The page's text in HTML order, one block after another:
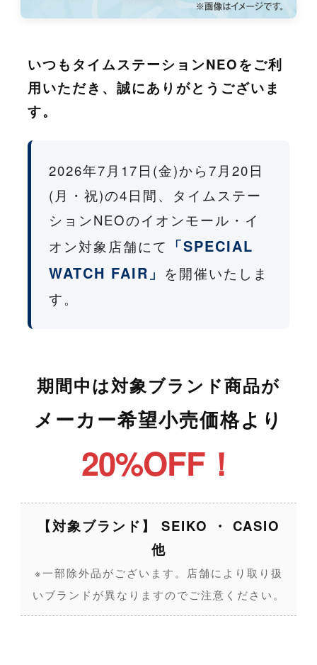
いつもタイムステーションNEOをご利
用いただき、誠にありがとうございま
す。
2026年7月17日(金)から7月20日
(月・祝)の4日間、タイムステー
ションNEOのイオンモール・イ
オン対象店舗にて
「SPECIAL
WATCH FAIR」 を開催いたしま
す。
期間中は対象ブランド商品が
メーカー希望小売価格より
20%OFF！
【対象ブランド】 SEIKO ・ CASIO
他
※一部除外品がございます。店舗により取り扱
いブランドが異なりますのでご注意ください。